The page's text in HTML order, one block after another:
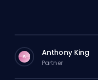
A Anthony King
Partner